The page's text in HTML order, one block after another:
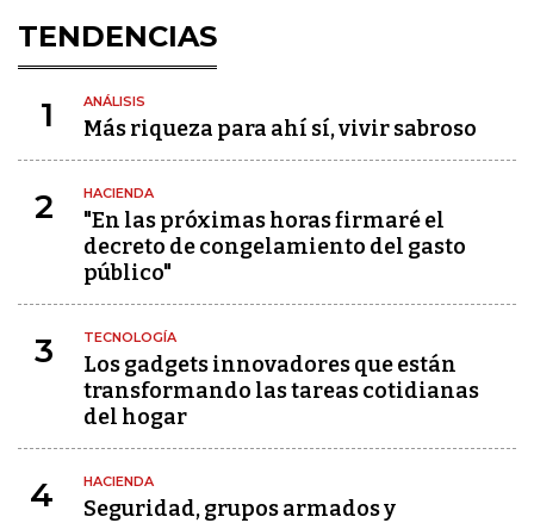
TENDENCIAS
1 ANÁLISIS
Más riqueza para ahí sí, vivir sabroso
2 HACIENDA
"En las próximas horas firmaré el
decreto de congelamiento del gasto
público"
3 TECNOLOGÍA
Los gadgets innovadores que están
transformando las tareas cotidianas
del hogar
4 HACIENDA
Seguridad, grupos armados y